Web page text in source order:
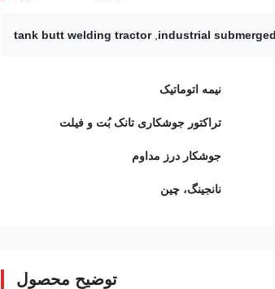
industrial
,
tank butt welding tractor
نیمه اتوماتیک
تراکتور جوشکاری تانک بُت و فیلت
جوشکار درز مداوم
نانجینگ، چین
توضیح محصول